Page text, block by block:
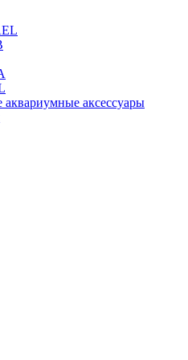
аквариумные аксессуары